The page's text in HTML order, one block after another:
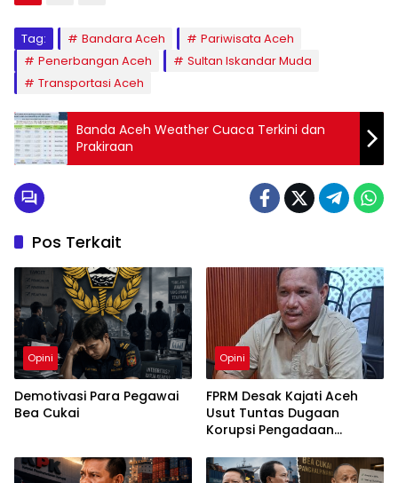
Tag: Bandara Aceh
Pariwisata Aceh
Penerbangan Aceh
Sultan Iskandar Muda
Transportasi Aceh
Banda Aceh Weather Cuaca Terkini dan
Prakiraan
Pos Terkait
Opini
Demotivasi Para Pegawai
Bea Cukai
Opini
FPRM Desak Kajati Aceh
Usut Tuntas Dugaan
Korupsi Pengadaan
Langsa